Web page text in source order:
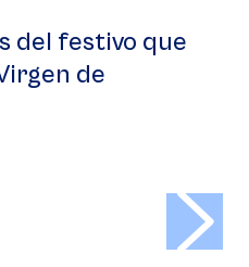
del festivo que
de